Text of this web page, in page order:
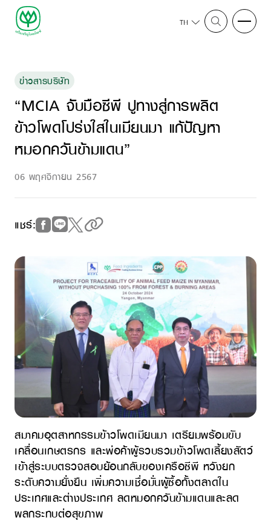
TH
ข่าวสารบริษัท
“MCIA จับมือซีพี ปูทางสู่การผลิต
ข้าวโพดโปร่งใสในเมียนมา แก้ปัญหา
หมอกควันข้ามแดน”
06 พฤศจิกายน 2567
แชร์:
สมาคมอุตสาหกรรมข้าวโพดเมียนมา เตรียมพร้อมขับ
เคลื่อนเกษตรกร และพ่อค้าผู้รวบรวมข้าวโพดเลี้ยงสัตว์
เข้าสู่ระบบตรวจสอบย้อนกลับของเครือซีพี หวังยก
ระดับความยั่งยืน เพิ่มความเชื่อมั่นผู้ซื้อทั้งตลาดใน
ประเทศและต่างประเทศ ลดหมอกควันข้ามแดนและลด
ผลกระทบต่อสุขภาพ